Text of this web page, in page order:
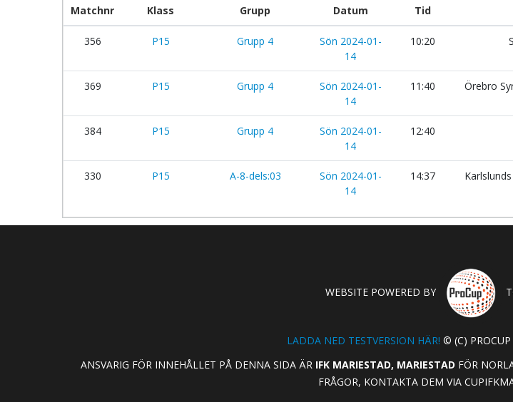
Matchnr Klass Grupp Datum Tid
356 P15 Grupp 4
Sön 2024-01-
14
10:20
369 P15 Grupp 4
Sön 2024-01-
14
11:40 Örebro
384 P15 Grupp 4
Sön 2024-01-
14
12:40
330 P15 A-8-dels:03
Sön 2024-01-
14
14:37
WEBSITE POWERED BY
LADDA NED TESTVERSION HÄR! © (C)
ANSVARIG FÖR INNEHÅLLET PÅ DENNA SIDA ÄR IFK MARIESTAD, MARIESTAD FÖR
FRÅGOR, KONTAKTA DEM VIA